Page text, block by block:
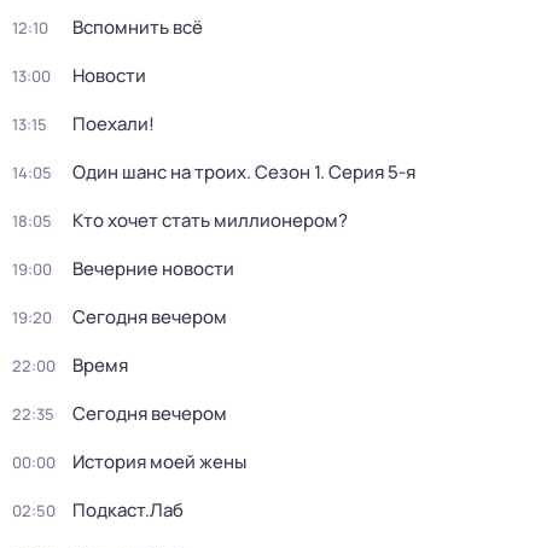
12:10 Вспомнить всё
13:00 Новости
13:15 Поехали!
14:05 Один шанс на троих. Сезон 1. Серия 5-я
18:05 Кто хочет стать миллионером?
19:00 Вечерние новости
19:20 Сегодня вечером
22:00 Время
22:35 Сегодня вечером
00:00 История моей жены
02:50 Подкаст.Лаб